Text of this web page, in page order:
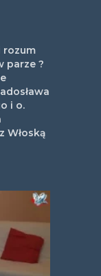
rozum
parze ?
i o.
Włoską